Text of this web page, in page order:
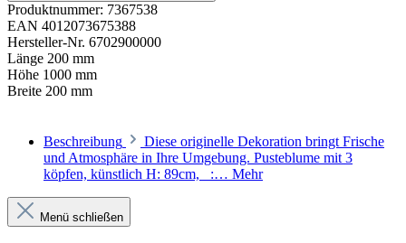
Produktnummer: 7367538
EAN 4012073675388
Hersteller-Nr. 6702900000
Länge 200 mm
Höhe 1000 mm
Breite 200 mm
Beschreibung
Diese originelle Dekoration bringt Frische
und Atmosphäre in Ihre Umgebung. Pusteblume mit 3
köpfen, künstlich H: 89cm, _:… Mehr
Menü schließen